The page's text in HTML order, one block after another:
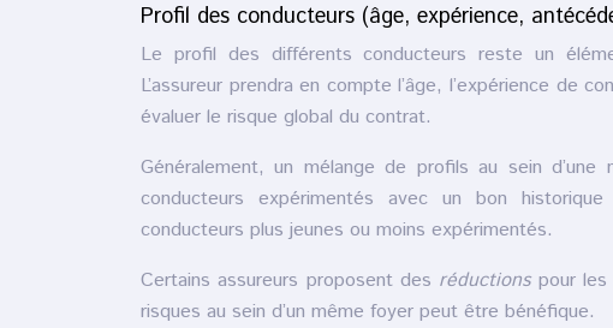
Profil des conducteurs (âge, expérience,
Le profil des différents conducteurs reste un
L’assureur prendra en compte l’âge, l’expérience de
évaluer le risque global du contrat.
Généralement, un mélange de profils au sein
conducteurs expérimentés avec un bon
conducteurs plus jeunes ou moins expérimentés.
Certains assureurs proposent des réductions pour les
risques au sein d’un même foyer peut être bénéfique.